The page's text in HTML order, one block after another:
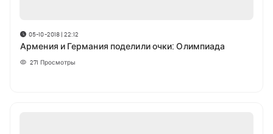
05-10-2018 | 22:12
Армения и Германия поделили очки: Олимпиада
271 Просмотры